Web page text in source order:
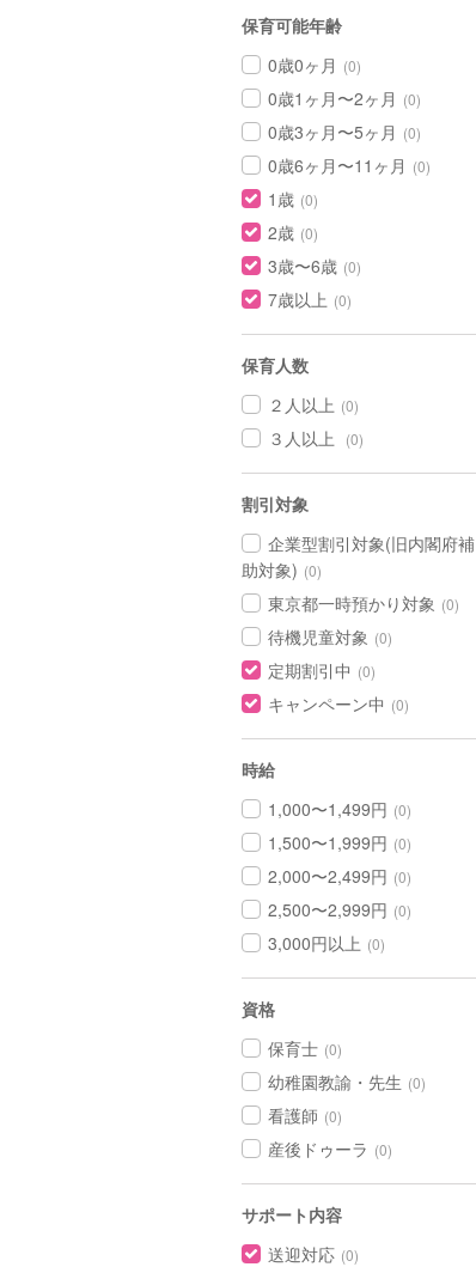
保育可能年齢
0歳0ヶ月 (0)
0歳1ヶ月〜2ヶ月 (0)
0歳3ヶ月〜5ヶ月 (0)
0歳6ヶ月〜11ヶ月 (0)
1歳 (0)
2歳 (0)
3歳〜6歳 (0)
7歳以上 (0)
保育人数
２人以上 (0)
３人以上 (0)
割引対象
企業型割引対象(旧内閣府補
助対象) (0)
東京都一時預かり対象 (0)
待機児童対象 (0)
定期割引中 (0)
キャンペーン中 (0)
時給
1,000〜1,499円 (0)
1,500〜1,999円 (0)
2,000〜2,499円 (0)
2,500〜2,999円 (0)
3,000円以上 (0)
資格
保育士 (0)
幼稚園教諭・先生 (0)
看護師 (0)
産後ドゥーラ (0)
サポート内容
送迎対応 (0)